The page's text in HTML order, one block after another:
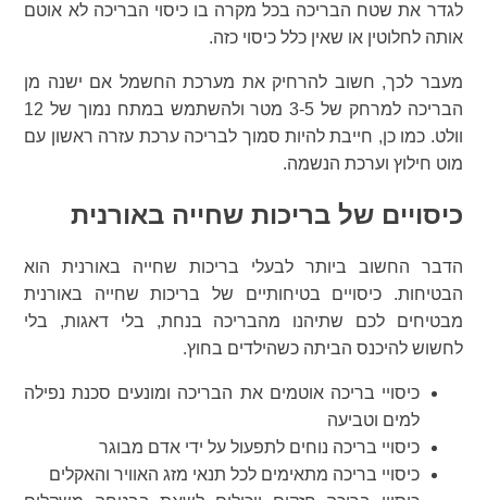
לגדר את שטח הבריכה בכל מקרה בו כיסוי הבריכה לא אוטם
אותה לחלוטין או שאין כלל כיסוי כזה.
מעבר לכך, חשוב להרחיק את מערכת החשמל אם ישנה מן
הבריכה למרחק של 3-5 מטר ולהשתמש במתח נמוך של 12
וולט. כמו כן, חייבת להיות סמוך לבריכה ערכת עזרה ראשון עם
מוט חילוץ וערכת הנשמה.
כיסויים של בריכות שחייה באורנית
הדבר החשוב ביותר לבעלי בריכות שחייה באורנית הוא
הבטיחות. כיסויים בטיחותיים של בריכות שחייה באורנית
מבטיחים לכם שתיהנו מהבריכה בנחת, בלי דאגות, בלי
לחשוש להיכנס הביתה כשהילדים בחוץ.
כיסויי בריכה אוטמים את הבריכה ומונעים סכנת נפילה
למים וטביעה
כיסויי בריכה נוחים לתפעול על ידי אדם מבוגר
כיסויי בריכה מתאימים לכל תנאי מזג האוויר והאקלים